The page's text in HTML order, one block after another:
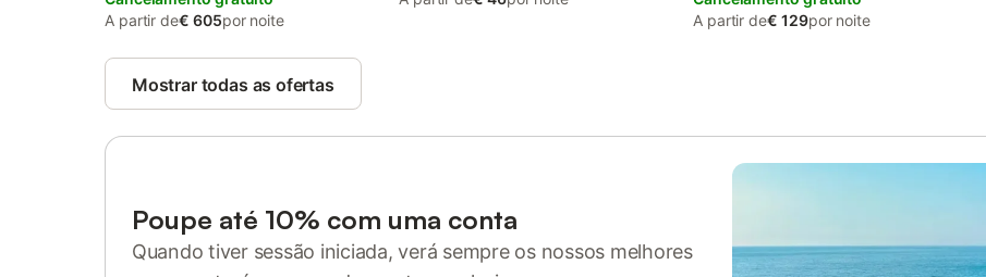
A partir de€ 605por noite
A partir de€ 129por noite
Mostrar todas as ofertas
Poupe até 10% com uma conta
Quando tiver sessão iniciada, verá sempre os nossos melhores